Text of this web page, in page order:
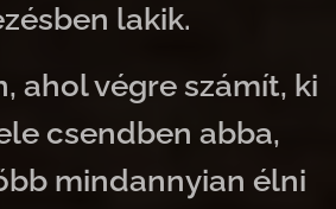
lakik.
ahol végre számít, ki
csendben abba,
mindannyian élni